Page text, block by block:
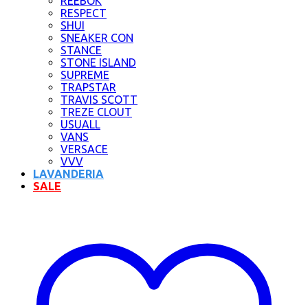
RESPECT
SHUI
SNEAKER CON
STANCE
STONE ISLAND
SUPREME
TRAPSTAR
TRAVIS SCOTT
TREZE CLOUT
USUALL
VANS
VERSACE
VVV
LAVANDERIA
SALE